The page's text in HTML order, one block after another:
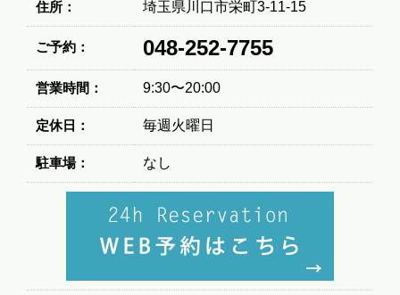
住所： 埼玉県川口市栄町3-11-15
ご予約： 048-252-7755
営業時間： 9:30〜20:00
定休日： 毎週火曜日
駐車場： なし